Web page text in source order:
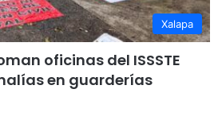
Xalapa
oficinas del ISSSTE
en guarderías